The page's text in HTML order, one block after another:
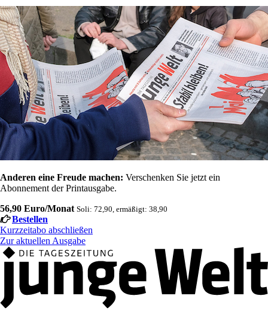
Anderen eine Freude machen: Verschenken Sie jetzt ein
Abonnement der Printausgabe.
56,90 Euro/Monat Soli: 72,90, ermäßigt: 38,90
Bestellen
Kurzzeitabo abschließen
Zur aktuellen Ausgabe